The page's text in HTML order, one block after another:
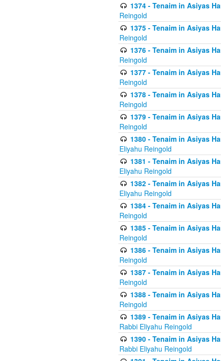
1374 - Tenaim in Asiyas
Reingold
1375 - Tenaim in Asiyas
Reingold
1376 - Tenaim in Asiyas
Reingold
1377 - Tenaim in Asiyas
Reingold
1378 - Tenaim in Asiyas
Reingold
1379 - Tenaim in Asiyas
Reingold
1380 - Tenaim in Asiyas
Eliyahu Reingold
1381 - Tenaim in Asiyas
Eliyahu Reingold
1382 - Tenaim in Asiyas
Eliyahu Reingold
1384 - Tenaim in Asiyas
Reingold
1385 - Tenaim in Asiyas
Reingold
1386 - Tenaim in Asiyas
Reingold
1387 - Tenaim in Asiyas
Reingold
1388 - Tenaim in Asiyas
Reingold
1389 - Tenaim in Asiyas
Rabbi Eliyahu Reingold
1390 - Tenaim in Asiyas
Rabbi Eliyahu Reingold